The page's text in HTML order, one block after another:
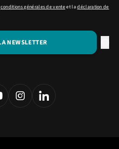
conditions générales de venteet ladéclaration de